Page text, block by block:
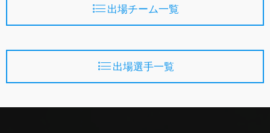
出場チーム一覧
出場選手一覧